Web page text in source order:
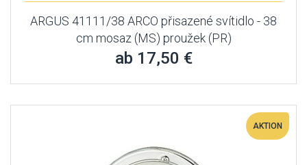
ARGUS 41111/38 ARCO přisazené svítidlo - 38
cm mosaz (MS) proužek (PR)
ab 17,50 €
AKTION